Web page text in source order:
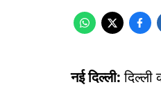
नई दिल्ली: